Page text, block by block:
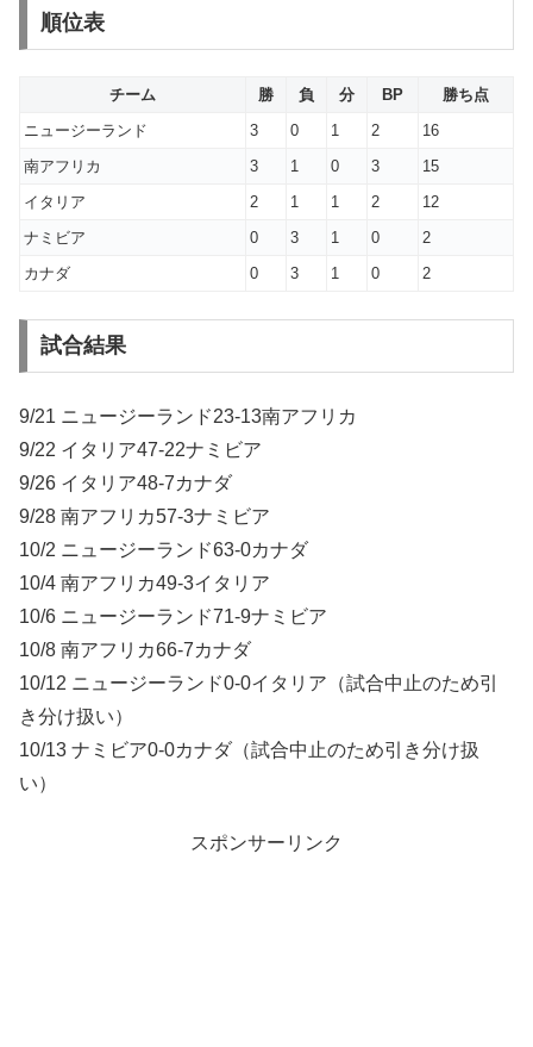
順位表
チーム 勝 負 分 BP
勝ち点
ニュージーランド
3 0 1 2
16
南アフリカ
3 1 0 3
15
イタリア
2 1 1 2
12
ナミビア
0 3 1 0
2
カナダ
0 3 1 0 2
試合結果
9/21 ニュージーランド23-13南アフリカ
9/22 イタリア47-22ナミビア
9/26 イタリア48-7カナダ
9/28 南アフリカ57-3ナミビア
10/2 ニュージーランド63-0カナダ
10/4 南アフリカ49-3イタリア
10/6 ニュージーランド71-9ナミビア
10/8 南アフリカ66-7カナダ
10/12 ニュージーランド0-0イタリア（試合中止のため引
き分け扱い）
10/13 ナミビア0-0カナダ（試合中止のため引き分け扱
い）
スポンサーリンク